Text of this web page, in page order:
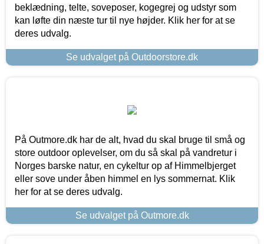
beklædning, telte, soveposer, kogegrej og udstyr som
kan løfte din næste tur til nye højder. Klik her for at se
deres udvalg.
Se udvalget på Outdoorstore.dk
På Outmore.dk har de alt, hvad du skal bruge til små og
store outdoor oplevelser, om du så skal på vandretur i
Norges barske natur, en cykeltur op af Himmelbjerget
eller sove under åben himmel en lys sommernat. Klik
her for at se deres udvalg.
Se udvalget på Outmore.dk